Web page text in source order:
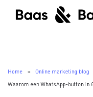
Home » Online marketing blog
Waarom een WhatsApp-button in